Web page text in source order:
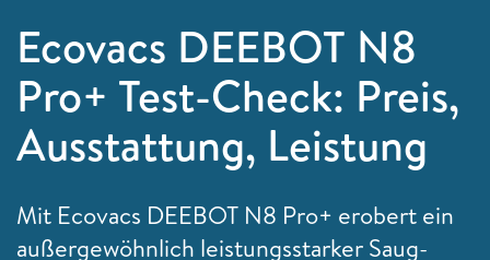
Ecovacs DEEBOT N8
Pro+ Test-Check: Preis,
Ausstattung, Leistung
Mit Ecovacs DEEBOT N8 Pro+ erobert ein
außergewöhnlich leistungsstarker Saug-